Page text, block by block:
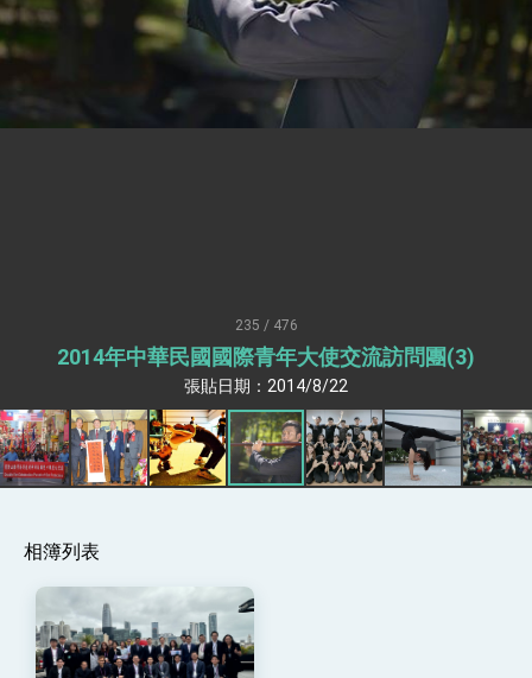
台美貿易協議完成簽署達成6大目標、創5大歷史
性突破 總統強調將以3大面向加速臺灣經濟轉型
升級 籲請立院全力支持並盡速通過
臺美簽署「對等貿易協定」確立對等關稅15%且不
疊加 我輸美2072項產品豁免對等關稅
總統接受「法新社」（AFP）專訪內容
述印太安全局勢，籲深化台印尼半導體供應鏈合
作
外交部長林佳龍午宴歡迎美國聯邦參議員蓋耶哥
訪問團
外交部長林佳龍接見美國智庫「德國馬歇爾基金
會」訪問團一行，深化跨大西洋戰略夥伴關係
臺美經貿談判獲階段性成果 卓揆期勉爭取時間完
成「臺美對等貿易協定」簽署
外交部長林佳龍主持第35次「參與亞太經濟合作
策略小組」跨部會會議
民調顯示多數國人滿意政府外交表現，高度支持
「總合外交」與台歐美日關係深化
235 / 476
2014年中華民國國際青年大使交流訪問團(3)
張貼日期：2014/8/22
相簿列表